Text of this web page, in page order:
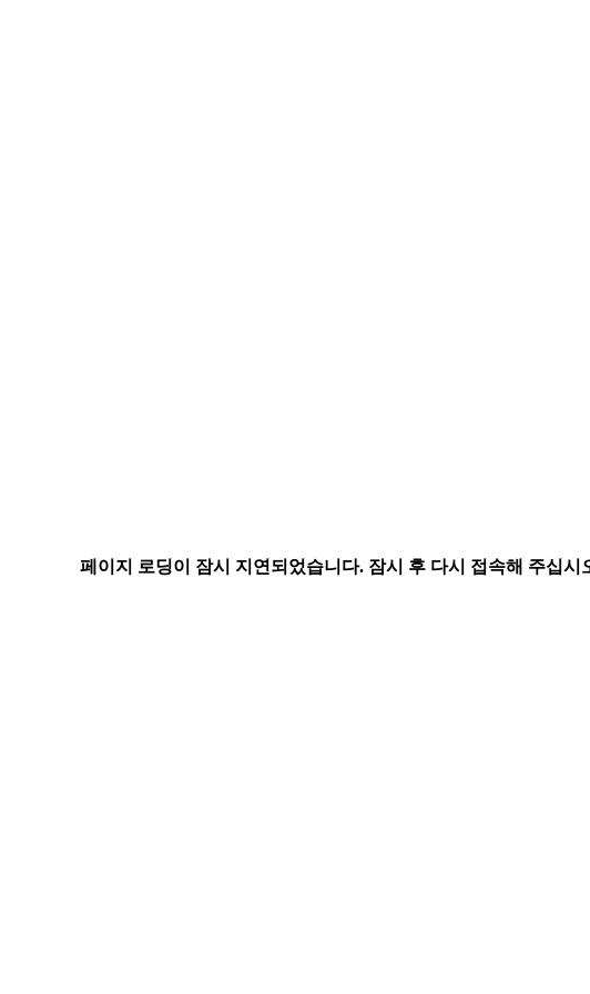
페이지 로딩이 잠시 지연되었습니다. 잠시 후 다시 접속해 주십시